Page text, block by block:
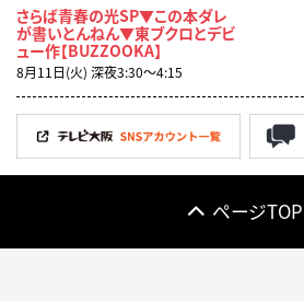
さらば青春の光SP▼この本ダレ
が書いとんねん▼東ブクロとデビ
ュー作【BUZZOOKA】
8月11日(火) 深夜3:30〜4:15
ページTOP